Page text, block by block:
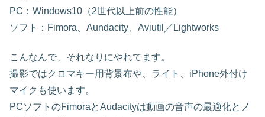
PC：Windows10（2世代以上前の性能）
ソフト：Fimora、Aundacity、Aviutil／Lightworks
こんなんで、それなりにやれてます。
撮影ではクロマキー用背景布や、ライト、iPhone外付け
マイクも使います。
PCソフトのFimoraとAudacityは動画の音声の最適化とノ